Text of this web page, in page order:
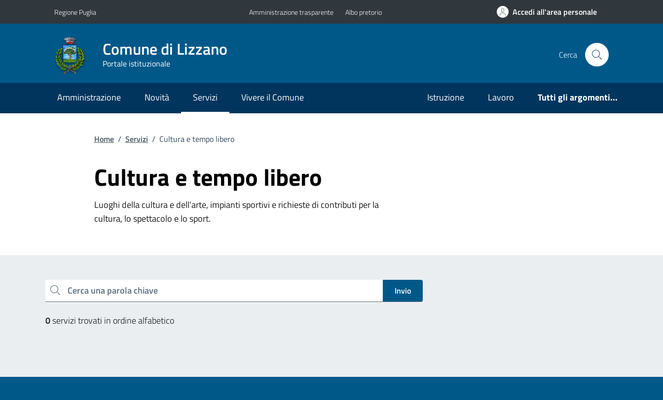
Regione Puglia Amministrazione trasparente Albo pretorio Accedi all'area personale
Comune di Lizzano
Portale istituzionale
Cerca
Amministrazione Novità Servizi Vivere il Comune Istruzione Lavoro Tutti gli argomenti...
Home / Servizi / Cultura e tempo libero
Cultura e tempo libero
Luoghi della cultura e dell’arte, impianti sportivi e richieste di contributi per la
cultura, lo spettacolo e lo sport.
Cerca una parola chiave Invio
0servizi trovati in ordine alfabetico